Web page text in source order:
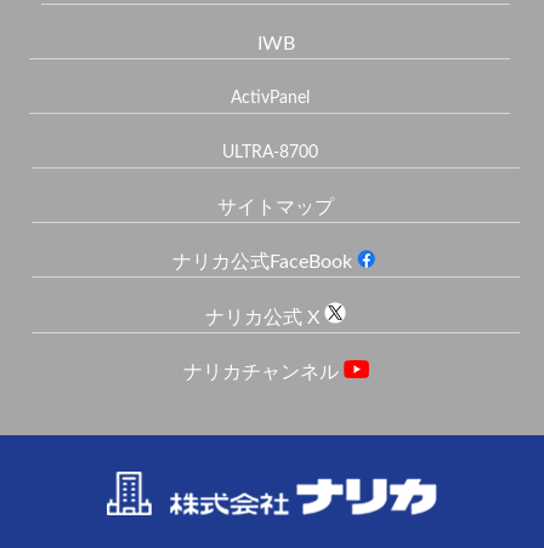
IWB
ActivPanel
ULTRA-8700
サイトマップ
ナリカ公式FaceBook
ナリカ公式 X
ナリカチャンネル